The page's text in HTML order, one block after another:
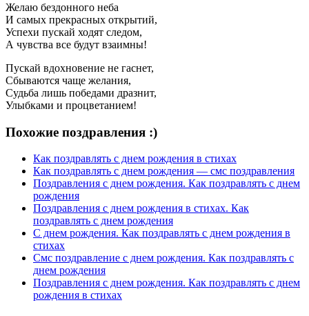
Желаю бездонного неба
И самых прекрасных открытий,
Успехи пускай ходят следом,
А чувства все будут взаимны!
Пускай вдохновение не гаснет,
Сбываются чаще желания,
Судьба лишь победами дразнит,
Улыбками и процветанием!
Похожие поздравления :)
Как поздравлять с днем рождения в стихах
Как поздравлять с днем рождения — смс поздравления
Поздравления с днем рождения. Как поздравлять с днем
рождения
Поздравления с днем рождения в стихах. Как
поздравлять с днем рождения
С днем рождения. Как поздравлять с днем рождения в
стихах
Смс поздравление с днем рождения. Как поздравлять с
днем рождения
Поздравления с днем рождения. Как поздравлять с днем
рождения в стихах